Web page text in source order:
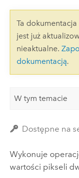
Ta dokumentacja
jest już
nieaktualne.
dokumentacją.
W tym temacie
Dostępne na
Wykonuje
wartości pikseli